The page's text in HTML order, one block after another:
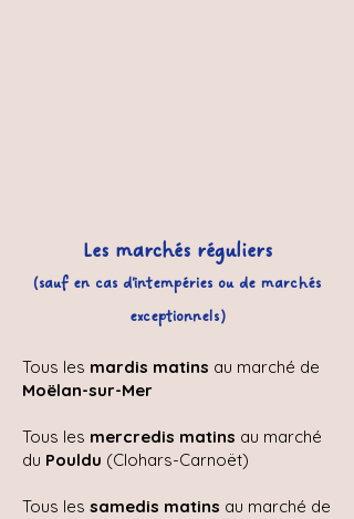
Les marchés réguliers
(sauf en cas d'intempéries ou de marchés
exceptionnels)
Tous les mardis matins au marché de
Moëlan-sur-Mer
Tous les mercredis matins au marché
du Pouldu (Clohars-Carnoët)
Tous les samedis matins au marché de